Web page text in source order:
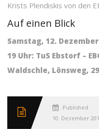
Krists Plendiskis von den
Auf einen Blick
Samstag, 12. Dezember
19 Uhr: TuS Ebstorf –
Waldschle, Lönsweg,
Published
10. Dezember